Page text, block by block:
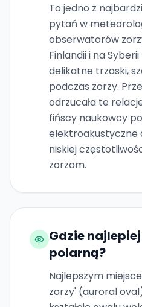
To jedno z
pytań w
obserwatorów
Finlandii i na
delikatne trzaski,
podczas zorzy.
odrzucała te
fińscy naukowcy
elektroakustyczne
niskiej
zorzom.
Gdzie
polarną?
Najlepszym
zorzy' (auroral